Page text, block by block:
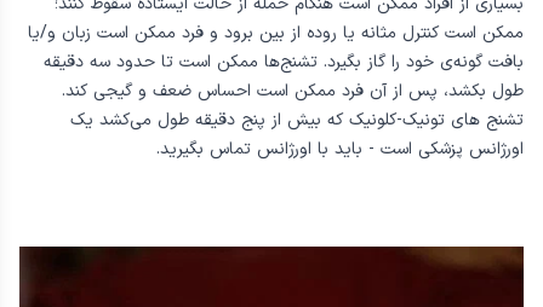
ممکن است کنترل مثانه یا روده از بین برود و فرد ممکن است زبان و/یا
بافت گونه‌ی خود را گاز بگیرد. تشنج‌ها ممکن است تا حدود سه دقیقه
طول بکشد، پس از آن فرد ممکن است احساس ضعف و گیجی کند.
تشنج های تونیک-کلونیک که بیش از پنج دقیقه طول می‌کشد یک
اورژانس پزشکی است - باید با اورژانس تماس بگیرید.